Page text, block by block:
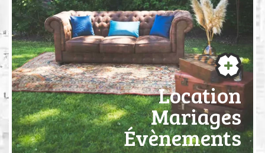
Location
Mariages
Évènements